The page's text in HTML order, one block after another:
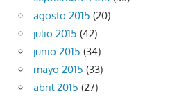
agosto 2015 (20)
julio 2015 (42)
junio 2015 (34)
mayo 2015 (33)
abril 2015 (27)